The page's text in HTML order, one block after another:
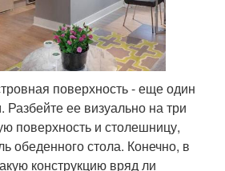
поверхность - еще один
ее визуально на три
поверхность и столешницу,
обеденного стола. Конечно, в
конструкцию вряд ли